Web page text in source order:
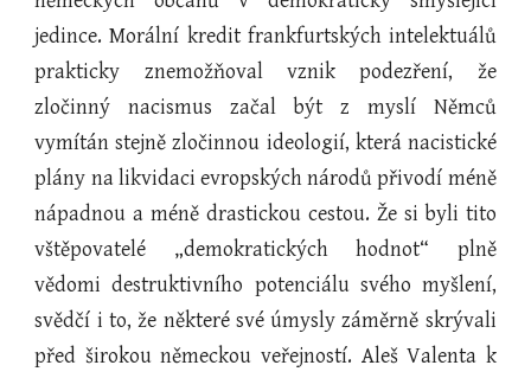
jedince. Morální kredit frankfurtských intelektuálů
prakticky znemožňoval vznik podezření, že
zločinný nacismus začal být z myslí Němců
vymítán stejně zločinnou ideologií, která nacistické
plány na likvidaci evropských národů přivodí méně
nápadnou a méně drastickou cestou. Že si byli tito
vštěpovatelé „demokratických hodnot“ plně
vědomi destruktivního potenciálu svého myšlení,
svědčí i to, že některé své úmysly záměrně skrývali
před širokou německou veřejností. Aleš Valenta k